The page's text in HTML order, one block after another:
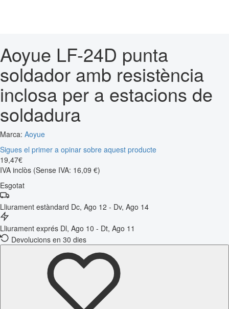
Aoyue LF-24D punta
soldador amb resistència
inclosa per a estacions de
soldadura
Marca: Aoyue
Sigues el primer a opinar sobre aquest producte
19,47€
IVA inclòs (Sense IVA: 16,09 €)
Esgotat
Lliurament estàndard Dc, Ago 12 - Dv, Ago 14
Lliurament exprés Dl, Ago 10 - Dt, Ago 11
Devolucions en 30 dies